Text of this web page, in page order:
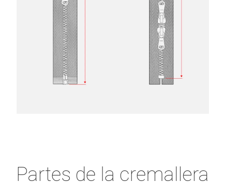
Partes de la cremallera